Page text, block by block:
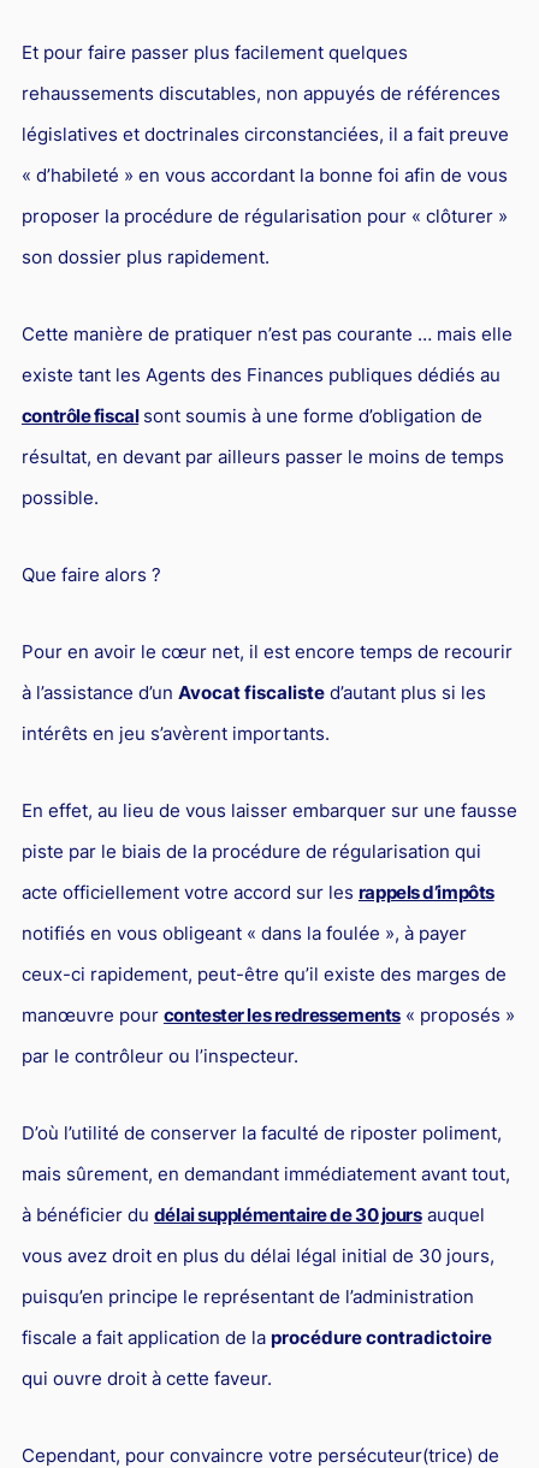
Et pour faire passer plus facilement quelques
rehaussements discutables, non appuyés de références
législatives et doctrinales circonstanciées, il a fait preuve
« d’habileté » en vous accordant la bonne foi afin de vous
proposer la procédure de régularisation pour « clôturer »
son dossier plus rapidement.
Cette manière de pratiquer n’est pas courante … mais elle
existe tant les Agents des Finances publiques dédiés au
contrôle fiscalsont soumis à une forme d’obligation de
résultat, en devant par ailleurs passer le moins de temps
possible.
Que faire alors ?
Pour en avoir le cœur net, il est encore temps de recourir
à l’assistance d’un Avocat fiscalisted’autant plus si les
intérêts en jeu s’avèrent importants.
En effet, au lieu de vous laisser embarquer sur une fausse
piste par le biais de la procédure de régularisation qui
acte officiellement votre accord sur les rappels d’impôts
notifiés en vous obligeant « dans la foulée », à payer
ceux-ci rapidement, peut-être qu’il existe des marges de
manœuvre pour contester les redressements« proposés »
par le contrôleur ou l’inspecteur.
D’où l’utilité de conserver la faculté de riposter poliment,
mais sûrement, en demandant immédiatement avant tout,
à bénéficier du délai supplémentaire de 30 joursauquel
vous avez droit en plus du délai légal initial de 30 jours,
puisqu’en principe le représentant de l’administration
fiscale a fait application de la procédure contradictoire
qui ouvre droit à cette faveur.
Cependant, pour convaincre votre persécuteur(trice) de